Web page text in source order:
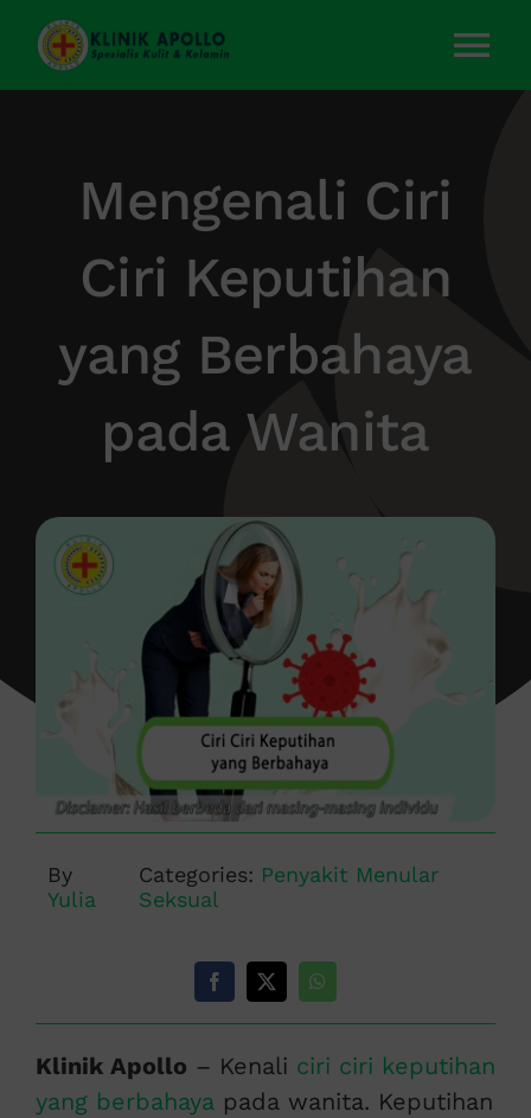
Skip
content
Layanan Kami
Tentang Kami
Artikel
Kontak Kami
Mengenali Ciri
Ciri Keputihan
yang Berbahaya
pada Wanita
By
Yulia
Categories: Penyakit Menular
Seksual
Klinik Apollo – Kenali ciri ciri keputihan
yang berbahayapada wanita. Keputihan